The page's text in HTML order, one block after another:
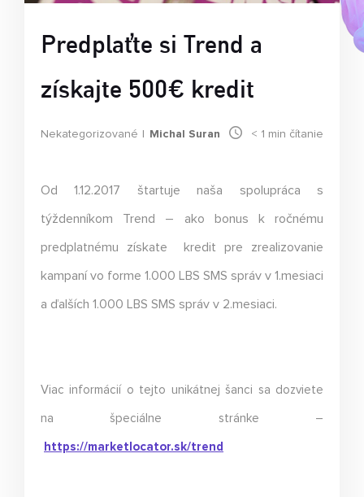
Predplaťte si Trend a
získajte 500€ kredit
Nekategorizované Michal Suran < 1 min čítanie
Od 1.12.2017 štartuje naša spolupráca s
týždenníkom Trend – ako bonus k ročnému
predplatnému získate kredit pre zrealizovanie
kampaní vo forme 1.000 LBS SMS správ v 1.mesiaci
a ďalších 1.000 LBS SMS správ v 2.mesiaci.
Viac informácií o tejto unikátnej šanci sa dozviete
na špeciálne stránke –
https://marketlocator.sk/trend